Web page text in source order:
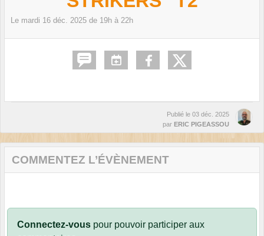
Le mardi 16 déc. 2025 de 19h à 22h
Publié le 03 déc. 2025
par ERIC PIGEASSOU
COMMENTEZ L’ÉVÈNEMENT
Connectez-vous pour pouvoir participer aux